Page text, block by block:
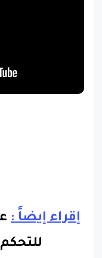
إقراء إيضاً :